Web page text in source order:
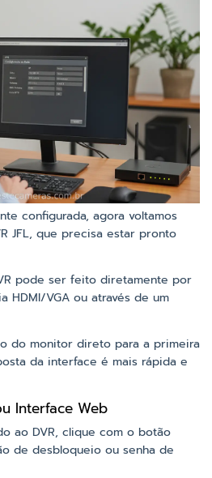
configurada, agora voltamos
JFL, que precisa estar pronto
pode ser feito diretamente por
HDMI/VGA ou através de um
do monitor direto para a primeira
da interface é mais rápida e
Interface Web
ao DVR, clique com o botão
de desbloqueio ou senha de